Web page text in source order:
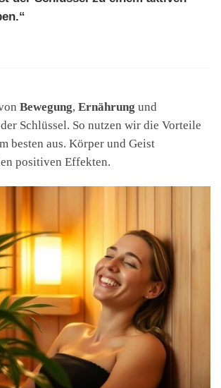
Bewegung, Ernährung und
Schlüssel. So nutzen wir die Vorteile
besten aus. Körper und Geist
positiven Effekten.